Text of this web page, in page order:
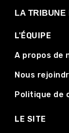
LA TRIBUNE
L'ÉQUIPE
A propos de
Nous
Politique de
LE SITE